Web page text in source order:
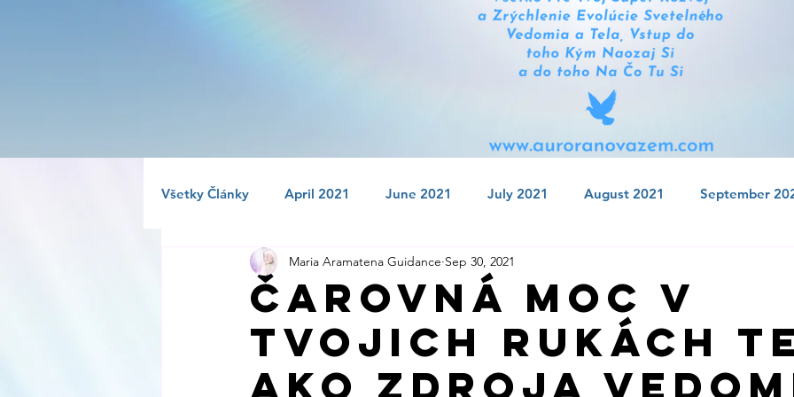
Všetky Články April 2021 June 2021 July 2021 August 2021 September
November 2021 December 2021 January 2022
May 2022 June 2022 July 2022 August 2022 September 2022
Čarovná Moc v
Tvojich Rukách
Ako Zdroja
Maria Aramatena Guidance Sep 30, 2021